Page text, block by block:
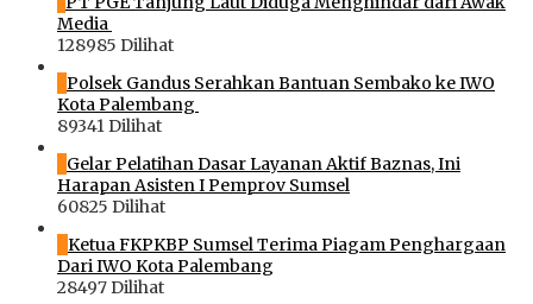
Media
128985 Dilihat
Polsek Gandus Serahkan Bantuan Sembako ke IWO
Kota Palembang
89341 Dilihat
Gelar Pelatihan Dasar Layanan Aktif Baznas, Ini
Harapan Asisten I Pemprov Sumsel
60825 Dilihat
Ketua FKPKBP Sumsel Terima Piagam Penghargaan
Dari IWO Kota Palembang
28497 Dilihat